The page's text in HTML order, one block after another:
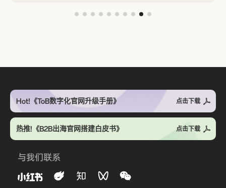
Hot!《ToB数字化官网升级手册》 点击下载
热推!《B2B出海官网搭建白皮书》 点击下载
与我们联系